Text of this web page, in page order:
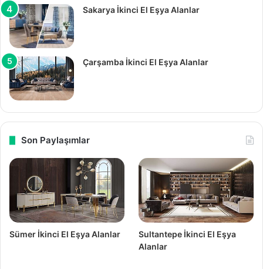
Sakarya İkinci El Eşya Alanlar
Çarşamba İkinci El Eşya Alanlar
Son Paylaşımlar
Sümer İkinci El Eşya Alanlar
Sultantepe İkinci El Eşya
Alanlar